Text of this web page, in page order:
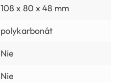
108 x 80 x 48 mm
polykarbonát
Nie
Nie